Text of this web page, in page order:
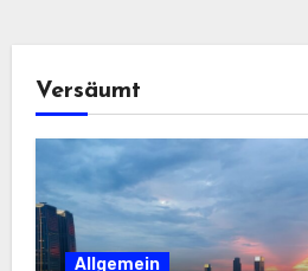
Versäumt
Allgemein